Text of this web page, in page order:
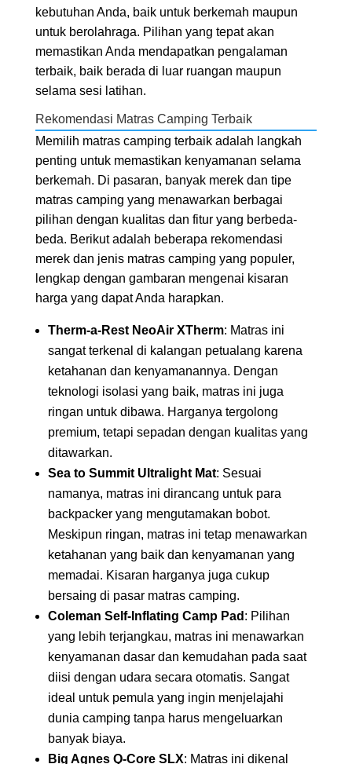
kebutuhan Anda, baik untuk berkemah maupun
untuk berolahraga. Pilihan yang tepat akan
memastikan Anda mendapatkan pengalaman
terbaik, baik berada di luar ruangan maupun
selama sesi latihan.
Rekomendasi Matras Camping Terbaik
Memilih matras camping terbaik adalah langkah
penting untuk memastikan kenyamanan selama
berkemah. Di pasaran, banyak merek dan tipe
matras camping yang menawarkan berbagai
pilihan dengan kualitas dan fitur yang berbeda-
beda. Berikut adalah beberapa rekomendasi
merek dan jenis matras camping yang populer,
lengkap dengan gambaran mengenai kisaran
harga yang dapat Anda harapkan.
Therm-a-Rest NeoAir XTherm: Matras ini
sangat terkenal di kalangan petualang karena
ketahanan dan kenyamanannya. Dengan
teknologi isolasi yang baik, matras ini juga
ringan untuk dibawa. Harganya tergolong
premium, tetapi sepadan dengan kualitas yang
ditawarkan.
Sea to Summit Ultralight Mat: Sesuai
namanya, matras ini dirancang untuk para
backpacker yang mengutamakan bobot.
Meskipun ringan, matras ini tetap menawarkan
ketahanan yang baik dan kenyamanan yang
memadai. Kisaran harganya juga cukup
bersaing di pasar matras camping.
Coleman Self-Inflating Camp Pad : Pilihan
yang lebih terjangkau, matras ini menawarkan
kenyamanan dasar dan kemudahan pada saat
diisi dengan udara secara otomatis. Sangat
ideal untuk pemula yang ingin menjelajahi
dunia camping tanpa harus mengeluarkan
banyak biaya.
Big Agnes Q-Core SLX: Matras ini dikenal